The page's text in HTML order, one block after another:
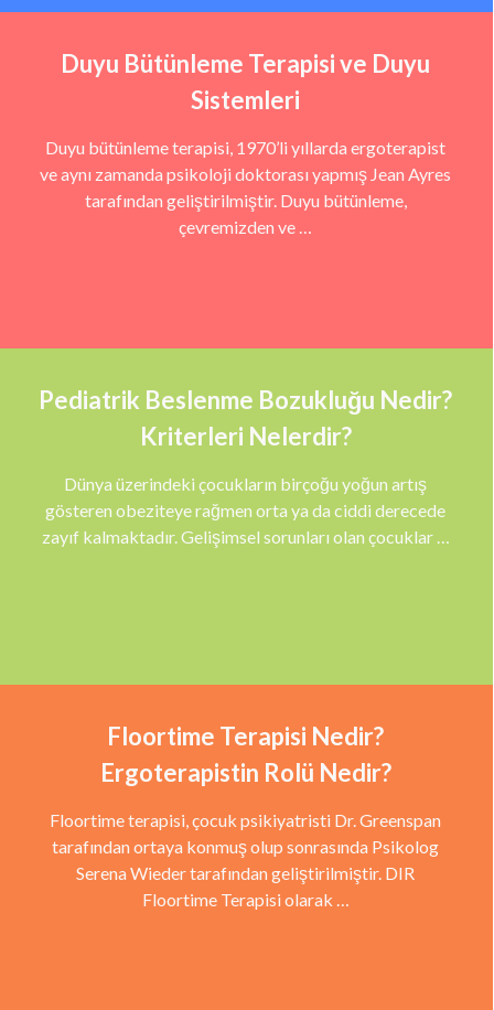
Duyu Bütünleme Terapisi ve Duyu
Sistemleri
Duyu bütünleme terapisi, 1970’li yıllarda ergoterapist
ve aynı zamanda psikoloji doktorası yapmış Jean Ayres
tarafından geliştirilmiştir. Duyu bütünleme,
çevremizden ve …
Pediatrik Beslenme Bozukluğu Nedir?
Kriterleri Nelerdir?
Dünya üzerindeki çocukların birçoğu yoğun artış
gösteren obeziteye rağmen orta ya da ciddi derecede
zayıf kalmaktadır. Gelişimsel sorunları olan çocuklar …
Floortime Terapisi Nedir?
Ergoterapistin Rolü Nedir?
Floortime terapisi, çocuk psikiyatristi Dr. Greenspan
tarafından ortaya konmuş olup sonrasında Psikolog
Serena Wieder tarafından geliştirilmiştir. DIR
Floortime Terapisi olarak …